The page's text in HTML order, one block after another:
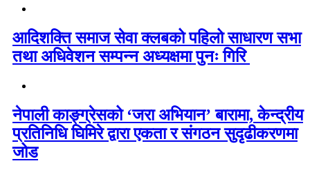
आदिशक्ति समाज सेवा क्लबको पहिलो साधारण सभा
तथा अधिवेशन सम्पन्न अध्यक्षमा पुनः गिरि
नेपाली काङ्ग्रेसको ‘जरा अभियान’ बारामा, केन्द्रीय
प्रतिनिधि घिमिरे द्वारा एकता र संगठन सुदृढीकरणमा
जोड